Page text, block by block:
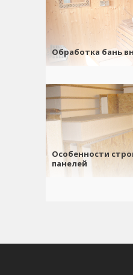
Обработка бань
Особенности
панелей